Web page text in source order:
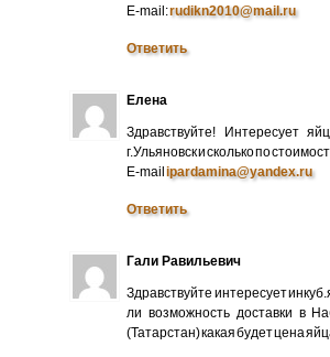
E-mail:rudikn2010@mail.ru
Ответить
Елена
Здравствуйте! Интересует
г.Ульяновск и сколько по
E-mailipardamina@yandex.ru
Ответить
Гали Равильевич
Здравствуйте интересует
ли возможность доставки в
(Татарстан) какая будет цена